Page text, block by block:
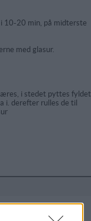
10-20 min, på midterste
med glasur.
i stedet pyttes fyldet
i. derefter rulles de til